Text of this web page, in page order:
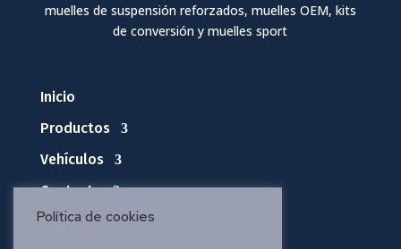
muelles de suspensión reforzados, muelles OEM, kits
de conversión y muelles sport
Inicio
Productos
Vehículos
Contacto
Política de cookies